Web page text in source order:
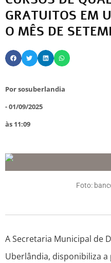
GRATUITOS EM
O MÊS DE
Porsosuberlandia
-01/09/2025
às 11:09
Foto:
A Secretaria Municipal de
Uberlândia, disponibiliza